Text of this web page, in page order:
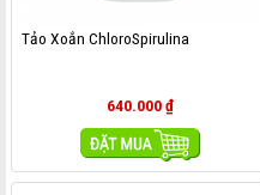
Tảo Xoắn ChloroSpirulina
640.000₫
MUA HÀNG